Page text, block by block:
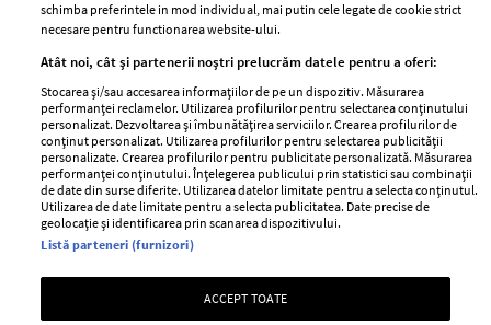
GSP
Unica
Baby
Retete
femei
Viva
Avantaje
Retete practice
Pariază responsabil! Decizia ONJN nr. 821/25.09.2025.
Jocurile de noroc sunt interzise minorilor.
schimba preferintele in mod individual, mai putin cele legate de cookie strict
necesare pentru functionarea website-ului.
Atât noi, cât și partenerii noștri prelucrăm datele pentru a oferi:
Stocarea și/sau accesarea informațiilor de pe un dispozitiv. Măsurarea
performanței reclamelor. Utilizarea profilurilor pentru selectarea conținutului
personalizat. Dezvoltarea și îmbunătățirea serviciilor. Crearea profilurilor de
conținut personalizat. Utilizarea profilurilor pentru selectarea publicității
personalizate. Crearea profilurilor pentru publicitate personalizată. Măsurarea
performanței conținutului. Înțelegerea publicului prin statistici sau combinații
de date din surse diferite. Utilizarea datelor limitate pentru a selecta conținutul.
Utilizarea de date limitate pentru a selecta publicitatea. Date precise de
geolocație și identificarea prin scanarea dispozitivului.
Listă parteneri (furnizori)
ACCEPT TOATE